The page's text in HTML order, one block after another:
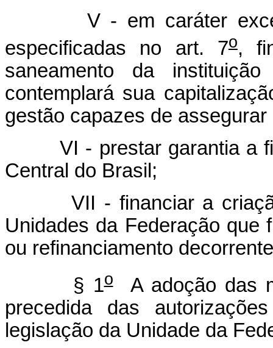
V - em caráter
especificadas no art. 7o,
saneamento da
contemplará sua
gestão capazes de
VI - prestar garantia a
Central do Brasil;
VII - financiar a criação
Unidades da Federação que
ou refinanciamento
§ 1oA adoção das
precedida das
legislação da Unidade da